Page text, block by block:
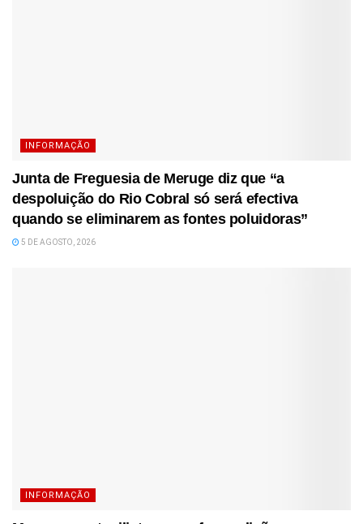
INFORMAÇÃO
Junta de Freguesia de Meruge diz que “a
despoluição do Rio Cobral só será efectiva
quando se eliminarem as fontes poluidoras”
5 DE AGOSTO, 2026
INFORMAÇÃO